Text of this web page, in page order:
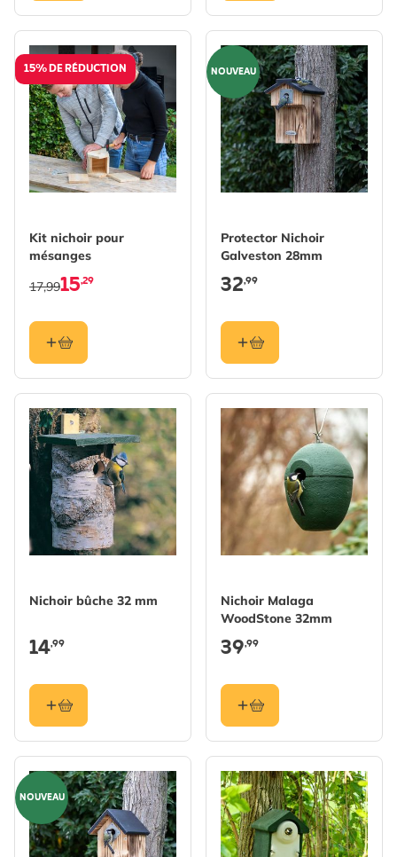
15% DE RÉDUCTION
Kit nichoir pour
mésanges
15,29
17,99
NOUVEAU
Protector Nichoir
Galveston 28mm
32,99
Nichoir bûche 32 mm
14,99
Nichoir Malaga
WoodStone 32mm
39,99
NOUVEAU